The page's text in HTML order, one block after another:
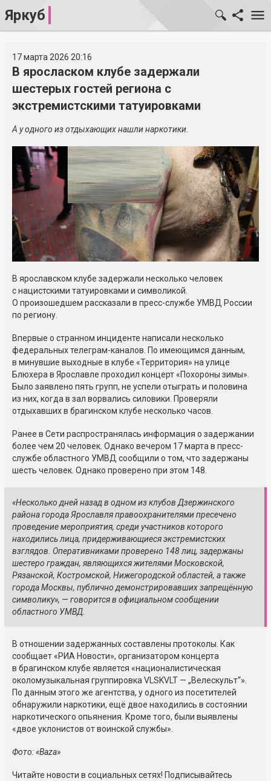
Яркуб
17 марта 2026 20:16
В яросласком клубе задержали
шестерых гостей региона с
экстремистскими татуировками
А у одного из отдыхающих нашли наркотики.
В ярославском клубе задержали несколько человек
с нацистскими татуировками и символикой.
О произошедшем рассказали в пресс-службе УМВД России
по региону.
Впервые о странном инциденте написали несколько
федеральных телеграм-каналов. По имеющимся данным,
в минувшие выходные в клубе «Территория» на улице
Блюхера в Ярославле проходил концерт «Похороны зимы».
Было заявлено пять групп, не успели отыграть и половина
из них, когда в зал ворвались силовики. Проверяли
отдыхавших в брагинском клубе несколько часов.
Ранее в Сети распространялась информация о задержании
более чем 20 человек. Однако вечером 17 марта в пресс-
службе областного УМВД сообщили о том, что задержаны
шесть человек. Однако проверено при этом 148.
«Несколько дней назад в одном из клубов Дзержинского
района города Ярославля правоохранителями пресечено
проведение мероприятия, среди участников которого
находились лица, придерживающиеся экстремистских
взглядов. Оперативниками проверено 148 лиц, задержаны
шестеро граждан, являющихся жителями Московской,
Рязанской, Костромской, Нижегородской областей, а также
города Москвы, публично демонстрировавших запрещённую
символику», — говорится в официальном сообщении
областного УМВД.
В отношении задержанных составлены протоколы. Как
сообщает «РИА Новости», организатором концерта
в брагинском клубе является «националистическая
околомузыкальная группировка VLSKVLT — „Велескульт“».
По данным этого же агентства, у одного из посетителей
обнаружили наркотики, ещё двое находились в состоянии
наркотического опьянения. Кроме того, были выявлены
«двое уклонистов от воинской службы».
Фото: «Baza»
Читайте новости в социальных сетях! Подписывайтесь